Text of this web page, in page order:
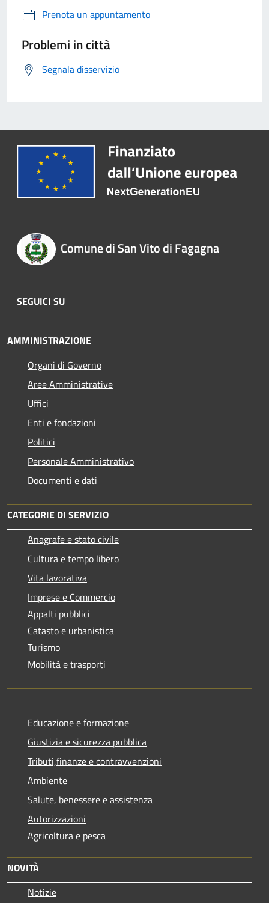
Prenota un appuntamento
Problemi in città
Segnala disservizio
Comune di San Vito di Fagagna
SEGUICI SU
AMMINISTRAZIONE
Organi di Governo
Aree Amministrative
Uffici
Enti e fondazioni
Politici
Personale Amministrativo
Documenti e dati
CATEGORIE DI SERVIZIO
Anagrafe e stato civile
Cultura e tempo libero
Vita lavorativa
Imprese e Commercio
Appalti pubblici
Catasto e urbanistica
Turismo
Mobilità e trasporti
Educazione e formazione
Giustizia e sicurezza pubblica
Tributi,finanze e contravvenzioni
Ambiente
Salute, benessere e assistenza
Autorizzazioni
Agricoltura e pesca
NOVITÀ
Notizie